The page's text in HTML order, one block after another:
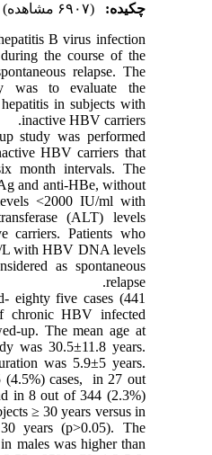
چکیده:
hepatitis B virus infection
during the course of the
relapse. The
was to evaluate the
hepatitis in subjects with
inactive HBV carriers.
study was performed
HBV carriers that
month intervals. The
and anti-HBe, without
<2000 IU/ml with
(ALT) levels
carriers. Patients who
L with HBV DNA levels
as spontaneous
relapse.
eighty five cases (441
chronic HBV infected
up. The mean age at
was 30.5±11.8 years.
was 5.9±5 years.
(4.5%) cases, in 27 out
in 8 out of 344 (2.3%)
≥ 30 years versus in
30 years (p>0.05). The
in males was higher than